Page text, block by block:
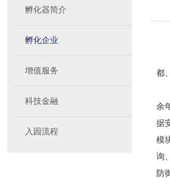
孵化器简介
孵化企业
增值服务
科技金融
入园流程
都
余
据
模
询
防